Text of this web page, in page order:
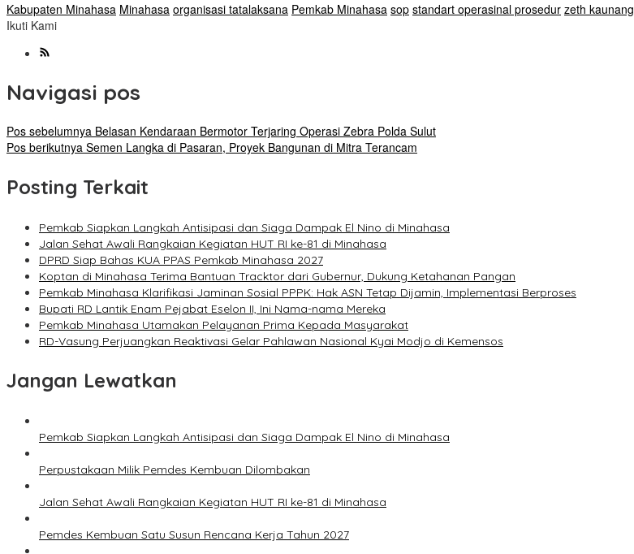
Kabupaten Minahasa Minahasa organisasi tatalaksana Pemkab Minahasa sop standart operasinal prosedur zeth kaunang
Ikuti Kami
Navigasi pos
Pos sebelumnya Belasan Kendaraan Bermotor Terjaring Operasi Zebra Polda Sulut
Pos berikutnya Semen Langka di Pasaran, Proyek Bangunan di Mitra Terancam
Posting Terkait
Pemkab Siapkan Langkah Antisipasi dan Siaga Dampak El Nino di Minahasa
Jalan Sehat Awali Rangkaian Kegiatan HUT RI ke-81 di Minahasa
DPRD Siap Bahas KUA PPAS Pemkab Minahasa 2027
Koptan di Minahasa Terima Bantuan Tracktor dari Gubernur, Dukung Ketahanan Pangan
Pemkab Minahasa Klarifikasi Jaminan Sosial PPPK: Hak ASN Tetap Dijamin, Implementasi Berproses
Bupati RD Lantik Enam Pejabat Eselon II, Ini Nama-nama Mereka
Pemkab Minahasa Utamakan Pelayanan Prima Kepada Masyarakat
RD-Vasung Perjuangkan Reaktivasi Gelar Pahlawan Nasional Kyai Modjo di Kemensos
Jangan Lewatkan
Pemkab Siapkan Langkah Antisipasi dan Siaga Dampak El Nino di Minahasa
Perpustakaan Milik Pemdes Kembuan Dilombakan
Jalan Sehat Awali Rangkaian Kegiatan HUT RI ke-81 di Minahasa
Pemdes Kembuan Satu Susun Rencana Kerja Tahun 2027